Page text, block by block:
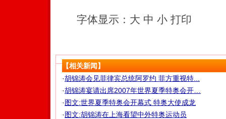
字体显示：大 中 小 打印
【相关新闻】
·胡锦涛会见菲律宾总统阿罗约 菲方重视特...
·胡锦涛宴请出席2007年世界夏季特奥会开…
·图文:世界夏季特奥会开幕式 特奥大使成龙
·图文:胡锦涛在上海看望中外特奥运动员